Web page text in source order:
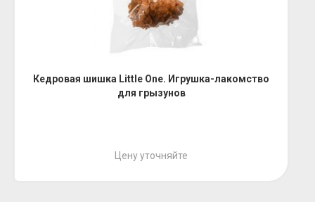
Кедровая шишка Little One. Игрушка-лакомство
для грызунов
Цену уточняйте